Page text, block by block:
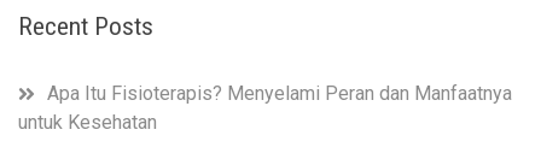
Recent Posts
Apa Itu Fisioterapis? Menyelami Peran dan Manfaatnya
untuk Kesehatan